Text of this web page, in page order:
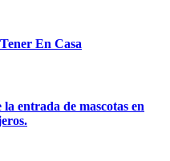
En Casa
entrada de mascotas en